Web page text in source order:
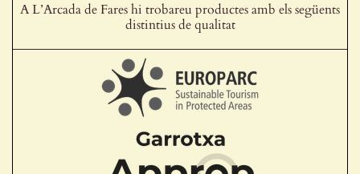
A L’Arcada de Fares hi trobareu productes amb els següents
distintius de qualitat